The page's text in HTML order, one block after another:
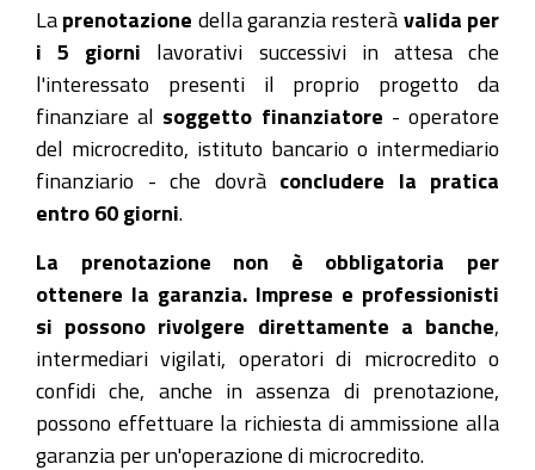
La prenotazione della garanzia resterà valida per
i 5 giorni lavorativi successivi in attesa che
l'interessato presenti il proprio progetto da
finanziare al soggetto finanziatore - operatore
del microcredito, istituto bancario o intermediario
finanziario - che dovrà concludere la pratica
entro 60 giorni
La prenotazione non è obbligatoria per
ottenere la garanzia. Imprese e professionisti
si possono rivolgere direttamente a banche
intermediari vigilati, operatori di microcredito o
confidi che, anche in assenza di prenotazione,
possono effettuare la richiesta di ammissione alla
garanzia per un'operazione di microcredito.